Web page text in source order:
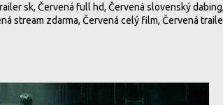
sk, Červená full hd, Červená slovenský
stream zdarma, Červená celý film, Červená